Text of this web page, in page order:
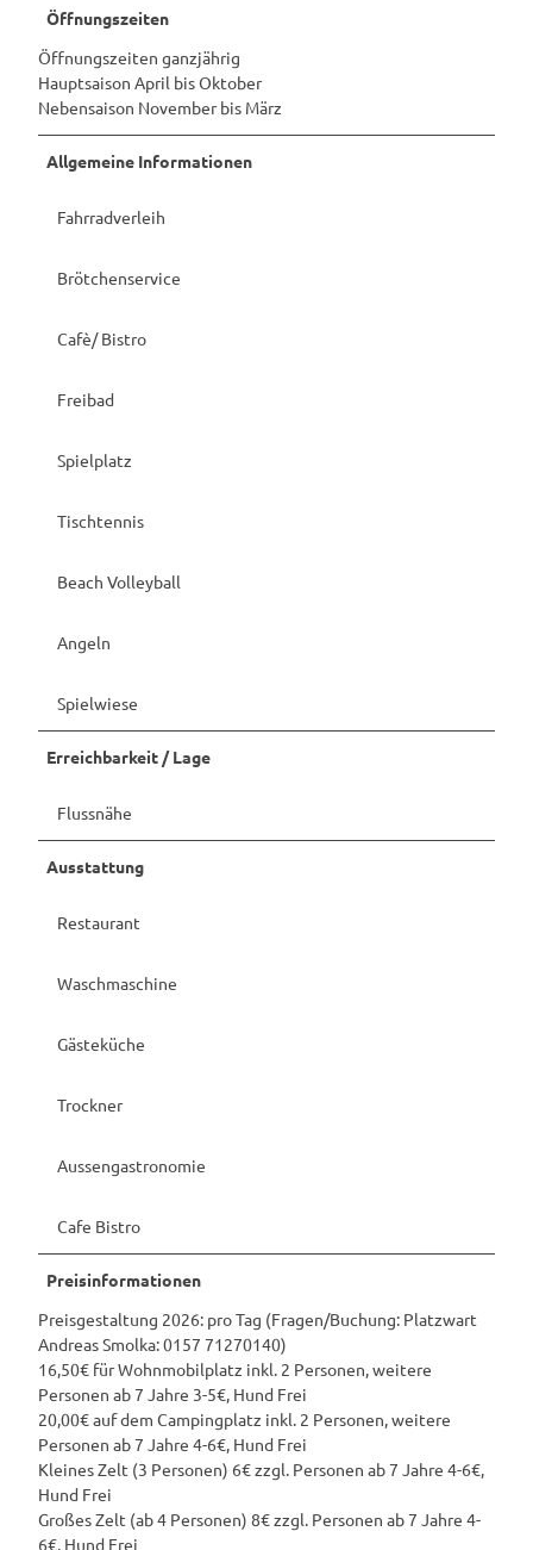
Öffnungszeiten
Öffnungszeiten ganzjährig
Hauptsaison April bis Oktober
Nebensaison November bis März
Allgemeine Informationen
Fahrradverleih
Brötchenservice
Cafè/ Bistro
Freibad
Spielplatz
Tischtennis
Beach Volleyball
Angeln
Spielwiese
Erreichbarkeit / Lage
Flussnähe
Ausstattung
Restaurant
Waschmaschine
Gästeküche
Trockner
Aussengastronomie
Cafe Bistro
Preisinformationen
Preisgestaltung 2026: pro Tag (Fragen/Buchung: Platzwart
Andreas Smolka: 0157 71270140)
16,50€ für Wohnmobilplatz inkl. 2 Personen, weitere
Personen ab 7 Jahre 3-5€, Hund Frei
20,00€ auf dem Campingplatz inkl. 2 Personen, weitere
Personen ab 7 Jahre 4-6€, Hund Frei
Kleines Zelt (3 Personen) 6€ zzgl. Personen ab 7 Jahre 4-6€,
Hund Frei
Großes Zelt (ab 4 Personen) 8€ zzgl. Personen ab 7 Jahre 4-
6€, Hund Frei